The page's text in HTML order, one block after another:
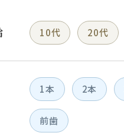
10代 20代
1本 2本
前歯